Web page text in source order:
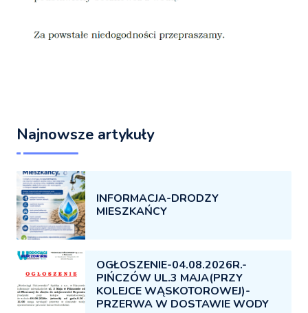
Najnowsze artykuły
INFORMACJA-DRODZY
MIESZKAŃCY
OGŁOSZENIE-04.08.2026R.-
PIŃCZÓW UL.3 MAJA(PRZY
KOLEJCE WĄSKOTOROWEJ)-
PRZERWA W DOSTAWIE WODY